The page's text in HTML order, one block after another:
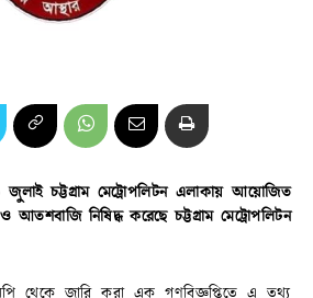
চট্টগ্রাম মেট্রোপলিটন এলাকায় আয়োজিত
আতশবাজি নিষিদ্ধ করেছে চট্টগ্রাম মেট্রোপলিটন
থেকে জারি করা এক গণবিজ্ঞপ্তিতে এ তথ্য